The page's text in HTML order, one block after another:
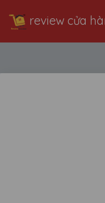
review cửa